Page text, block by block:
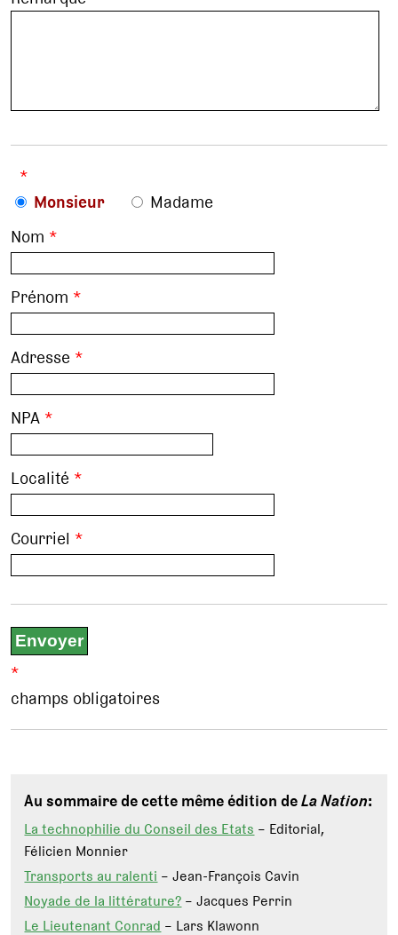
*
Monsieur
Madame
Nom *
Prénom *
Adresse *
NPA *
Localité *
Courriel *
*
champs obligatoires
Au sommaire de cette même édition deLa Nation:
La technophilie du Conseil des Etats – Editorial,
Félicien Monnier
Transports au ralenti – Jean-François Cavin
Noyade de la littérature? – Jacques Perrin
Le Lieutenant Conrad – Lars Klawonn